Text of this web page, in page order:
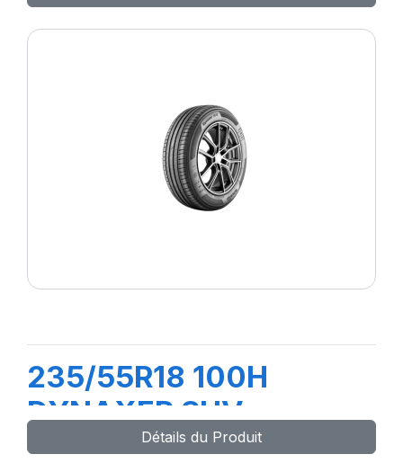
235/55R18 100H
DYNAXER SUV
Détails du Produit